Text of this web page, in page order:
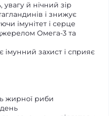
увагу й нічний зір
і знижує
імунітет і серце
Омега-3 та
імунний захист і сприяє
жирної риби